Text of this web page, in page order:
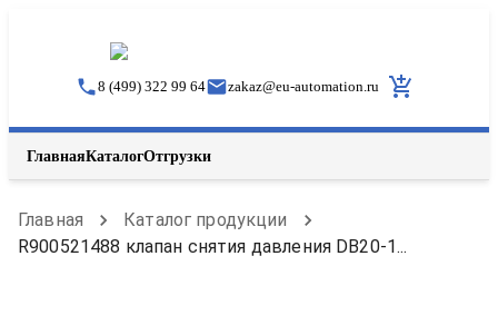
8 (499) 322 99 64 zakaz@eu-automation.ru
ГлавнаяКаталогОтгрузки
Главная
Каталог продукции
R900521488 клапан снятия давления DB20-1...